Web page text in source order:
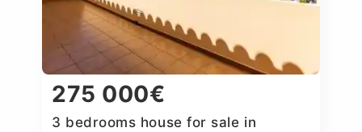
275 000€
3 bedrooms house for sale in